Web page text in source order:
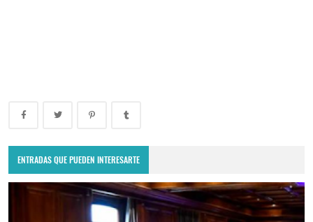
ENTRADAS QUE PUEDEN INTERESARTE